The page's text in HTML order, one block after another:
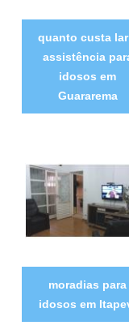
quanto custa
assistência
idosos em
Guararema
moradias para
idosos em